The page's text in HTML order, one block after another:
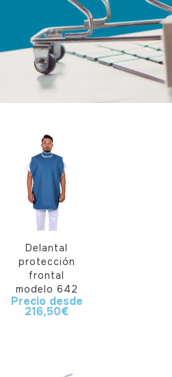
Delantal
protección
frontal
modelo 642
Precio desde
216,50€